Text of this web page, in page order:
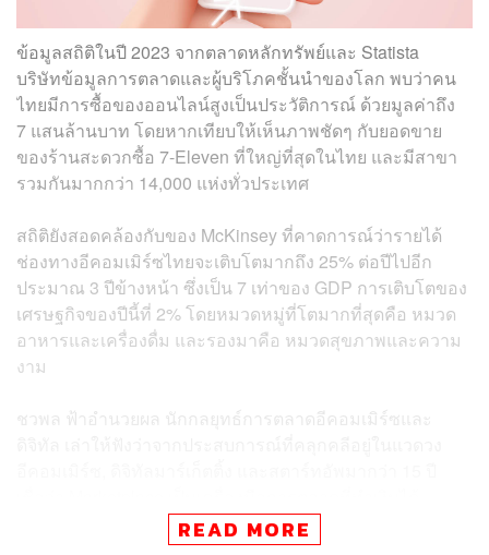
ข้อมูลสถิติในปี 2023 จากตลาดหลักทรัพย์และ Statista
บริษัทข้อมูลการตลาดและผู้บริโภคชั้นนำของโลก พบว่าคน
ไทยมีการซื้อของออนไลน์สูงเป็นประวัติการณ์ ด้วยมูลค่าถึง
7 แสนล้านบาท โดยหากเทียบให้เห็นภาพชัดๆ กับยอดขาย
ของร้านสะดวกซื้อ 7-Eleven ที่ใหญ่ที่สุดในไทย และมีสาขา
รวมกันมากกว่า 14,000 แห่งทั่วประเทศ
สถิติยังสอดคล้องกับของ McKinsey ที่คาดการณ์ว่ารายได้
ช่องทางอีคอมเมิร์ซไทยจะเติบโตมากถึง 25% ต่อปีไปอีก
ประมาณ 3 ปีข้างหน้า ซึ่งเป็น 7 เท่าของ GDP การเติบโตของ
เศรษฐกิจของปีนี้ที่ 2% โดยหมวดหมู่ที่โตมากที่สุดคือ หมวด
อาหารและเครื่องดื่ม และรองมาคือ หมวดสุขภาพและความ
งาม
ชวพล ฟ้าอำนวยผล นักกลยุทธ์การตลาดอีคอมเมิร์ซและ
READ MORE